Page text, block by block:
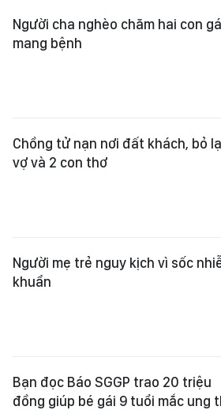
Người cha nghèo chăm hai con
mang bệnh
Chồng tử nạn nơi đất khách, bỏ
vợ và 2 con thơ
Người mẹ trẻ nguy kịch vì sốc
khuẩn
Bạn đọc Báo SGGP trao 20 triệu
đồng giúp bé gái 9 tuổi mắc ung